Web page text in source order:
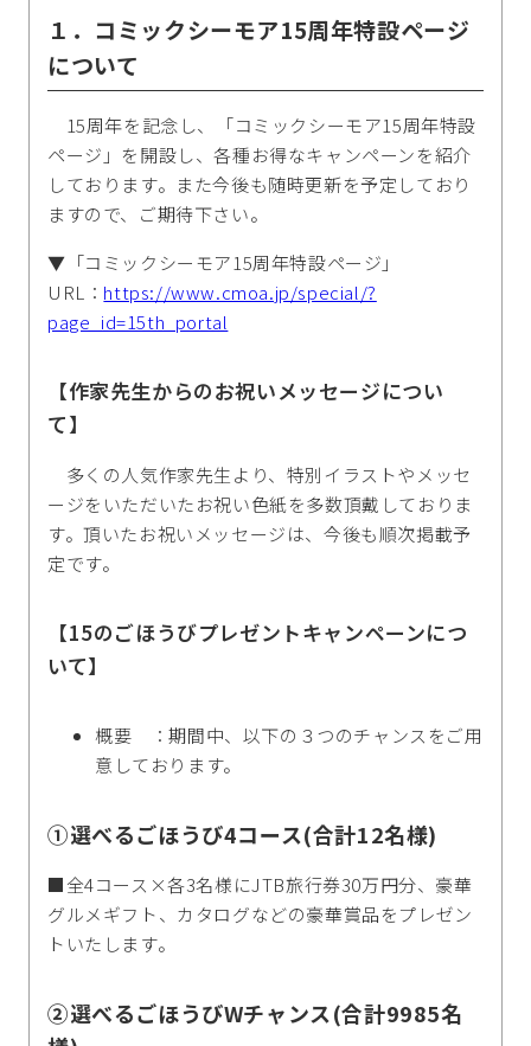
１．コミックシーモア15周年特設ページ
について
15周年を記念し、「コミックシーモア15周年特設
ページ」を開設し、各種お得なキャンペーンを紹介
しております。また今後も随時更新を予定しており
ますので、ご期待下さい。
▼「コミックシーモア15周年特設ページ」
URL： https://www.cmoa.jp/special/?
page_id=15th_portal
【作家先生からのお祝いメッセージについ
て】
多くの人気作家先生より、特別イラストやメッセ
ージをいただいたお祝い色紙を多数頂戴しておりま
す。頂いたお祝いメッセージは、今後も順次掲載予
定です。
【15のごほうびプレゼントキャンペーンにつ
いて】
概要 ：期間中、以下の３つのチャンスをご用
意しております。
①選べるごほうび4コース(合計12名様)
■全4コース×各3名様にJTB旅行券30万円分、豪華
グルメギフト、カタログなどの豪華賞品をプレゼン
トいたします。
②選べるごほうびWチャンス(合計9985名